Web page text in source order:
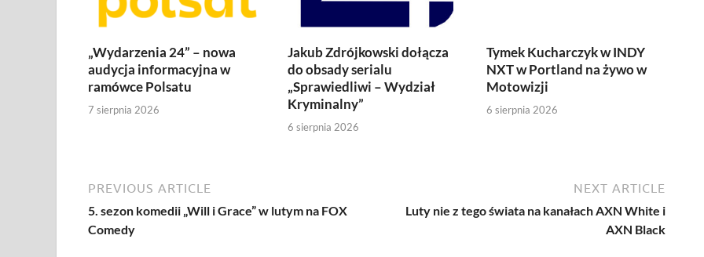
„Wydarzenia 24” – nowa
audycja informacyjna w
ramówce Polsatu
7 sierpnia 2026
Jakub Zdrójkowski dołącza
do obsady serialu
„Sprawiedliwi – Wydział
Kryminalny”
6 sierpnia 2026
Tymek Kucharczyk w INDY
NXT w Portland na żywo w
Motowizji
6 sierpnia 2026
PREVIOUS ARTICLE
5. sezon komedii „Will i Grace” w lutym na FOX
Comedy
NEXT ARTICLE
Luty nie z tego świata na kanałach AXN White i
AXN Black